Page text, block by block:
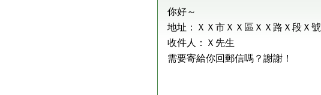
你好～
地址：ＸＸ市ＸＸ區ＸＸ路Ｘ段Ｘ號
收件人：Ｘ先生
需要寄給你回郵信嗎？謝謝！